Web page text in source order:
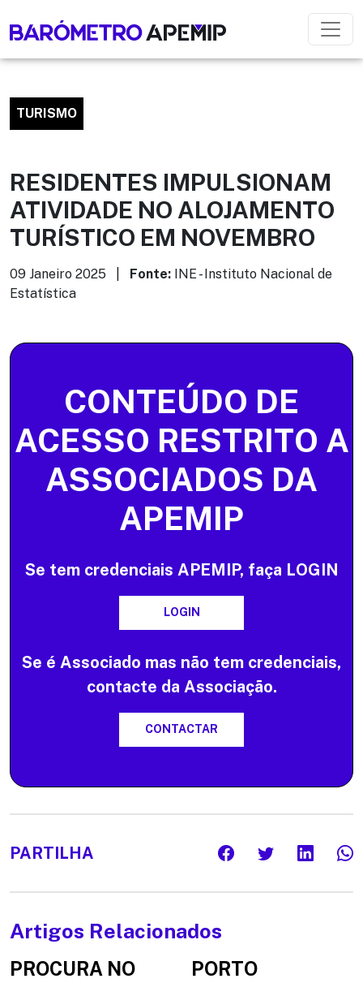
TURISMO
RESIDENTES IMPULSIONAM
ATIVIDADE NO ALOJAMENTO
TURÍSTICO EM NOVEMBRO
09 Janeiro 2025 | Fonte: INE - Instituto Nacional de
Estatística
CONTEÚDO DE
ACESSO RESTRITO A
ASSOCIADOS DA
APEMIP
Se tem credenciais APEMIP, faça LOGIN
LOGIN
Se é Associado mas não tem credenciais,
contacte da Associação.
CONTACTAR
PARTILHA
Artigos Relacionados
PROCURA NO
PORTO